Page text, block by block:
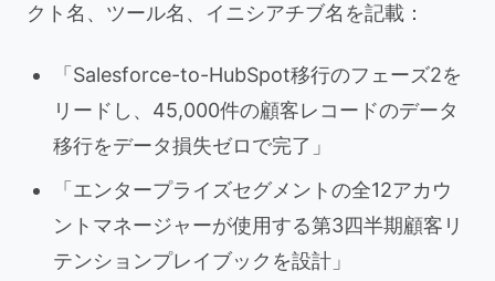
クト名、ツール名、イニシアチブ名を記載：
「Salesforce-to-HubSpot移行のフェーズ2を
リードし、45,000件の顧客レコードのデータ
移行をデータ損失ゼロで完了」
「エンタープライズセグメントの全12アカウ
ントマネージャーが使用する第3四半期顧客リ
テンションプレイブックを設計」